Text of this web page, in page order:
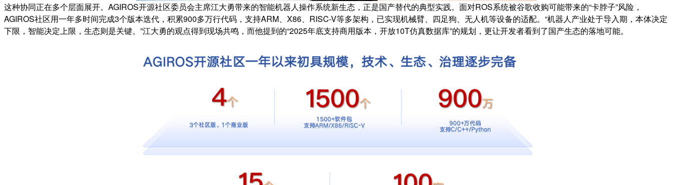
这种协同正在多个层面展开。AGIROS开源社区委员会主席江大勇带来的智能机器人操作系统新生态，正是国产替代的典型实践。面对ROS系统被谷歌收购可能带来的“卡脖子”风险，
AGIROS社区用一年多时间完成3个版本迭代，积累900多万行代码，支持ARM、X86、RISC-V等多架构，已实现机械臂、四足狗、无人机等设备的适配。“机器人产业处于导入期，本体决定
下限，智能决定上限，生态则是关键。”江大勇的观点得到现场共鸣，而他提到的“2025年底支持商用版本，开放10T仿真数据库”的规划，更让开发者看到了国产生态的落地可能。